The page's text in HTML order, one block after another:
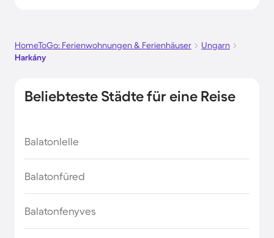
HomeToGo: Ferienwohnungen & Ferienhäuser
Ungarn
Harkány
Beliebteste Städte für eine Reise
Balatonlelle
Balatonfüred
Balatonfenyves